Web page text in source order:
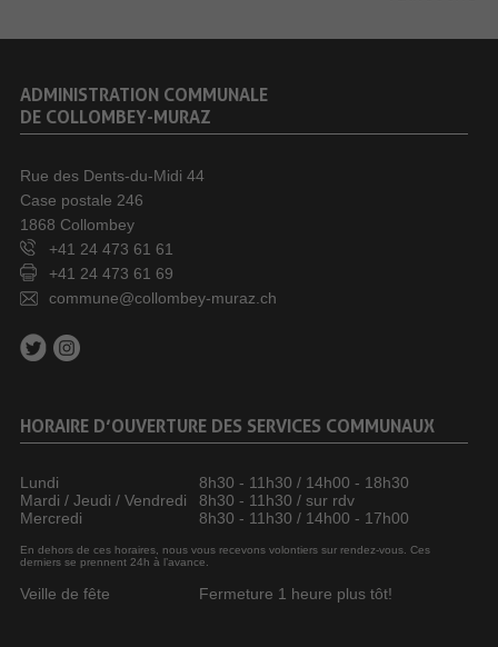
ADMINISTRATION COMMUNALE
DE COLLOMBEY-MURAZ
Rue des Dents-du-Midi 44
Case postale 246
1868 Collombey
+41 24 473 61 61
+41 24 473 61 69
commune@collombey-muraz.ch
HORAIRE D’OUVERTURE DES SERVICES COMMUNAUX
Lundi
8h30 - 11h30 / 14h00 - 18h30
Mardi / Jeudi / Vendredi
8h30 - 11h30 / sur rdv
Mercredi
8h30 - 11h30 / 14h00 - 17h00
En dehors de ces horaires, nous vous recevons volontiers sur rendez-vous. Ces
derniers se prennent 24h à l’avance.
Veille de fête Fermeture 1 heure plus tôt!